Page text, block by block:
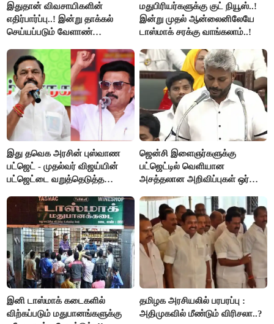
இதுதான் விவசாயிகளின்
எதிர்பார்ப்பு..! இன்று தாக்கல்
செய்யப்படும் வேளாண்
கோரிக்கை!
மதுபிரியர்களுக்கு குட் நியூஸ்..!
இன்று முதல் ஆன்லைனிலேயே
டாஸ்மாக் சரக்கு வாங்கலாம்..!
இது தவெக அரசின் புஸ்வாண
பட்ஜெட் - முதல்வர் விஜய்யின்
பட்ஜெட்டை வறுத்தெடுத்த
ஜென்சி இளைஞர்களுக்கு
பட்ஜெட்டில் வெளியான
அசத்தலான அறிவிப்புகள் ஒர்
இனி டாஸ்மாக் கடைகளில்
விற்கப்படும் மதுபானங்களுக்கு
தமிழக அரசியலில் பரபரப்பு :
அதிமுகவில் மீண்டும் விரிசலா..?